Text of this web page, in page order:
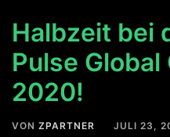
Halbzeit bei
Pulse
2020!
VON ZPARTNER JULI 23,